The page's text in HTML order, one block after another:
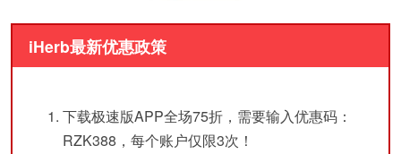
iHerb最新优惠政策
下载极速版APP全场75折，需要输入优惠码：
RZK388，每个账户仅限3次！